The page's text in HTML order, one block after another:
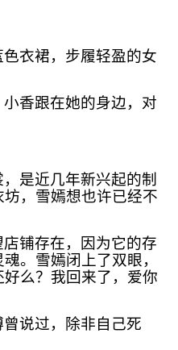
衣裙，步履轻盈的女
香跟在她的身边，对
是近几年新兴起的制
，雪嫣想也许已经不
铺存在，因为它的存
。雪嫣闭上了双眼，
么？我回来了，爱你
说过，除非自己死